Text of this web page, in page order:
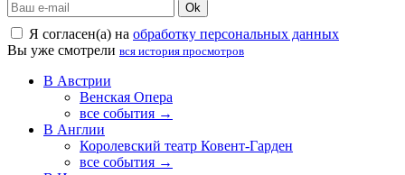
Ok
Я согласен(а) на обработку персональных данных
Вы уже смотрели вся история просмотров
В Австрии
Венская Опера
все события →
В Англии
Королевский театр Ковент-Гарден
все события →